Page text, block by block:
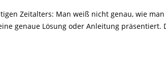
Zeitalters: Man weiß nicht genau, wie
genaue Lösung oder Anleitung präsentiert.